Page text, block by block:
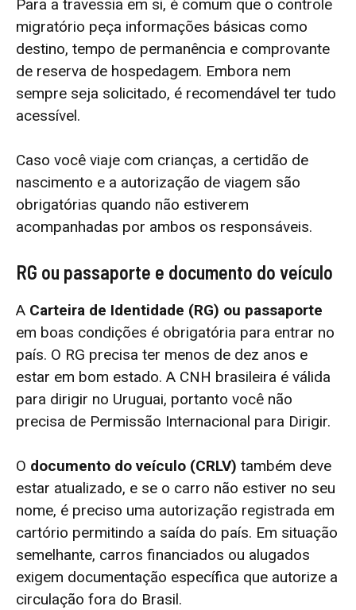
Para a travessia em si, é comum que o controle
migratório peça informações básicas como
destino, tempo de permanência e comprovante
de reserva de hospedagem. Embora nem
sempre seja solicitado, é recomendável ter tudo
acessível.
Caso você viaje com crianças, a certidão de
nascimento e a autorização de viagem são
obrigatórias quando não estiverem
acompanhadas por ambos os responsáveis.
RG ou passaporte e documento do veículo
A Carteira de Identidade (RG) ou passaporte
em boas condições é obrigatória para entrar no
país. O RG precisa ter menos de dez anos e
estar em bom estado. A CNH brasileira é válida
para dirigir no Uruguai, portanto você não
precisa de Permissão Internacional para Dirigir.
O documento do veículo (CRLV) também deve
estar atualizado, e se o carro não estiver no seu
nome, é preciso uma autorização registrada em
cartório permitindo a saída do país. Em situação
semelhante, carros financiados ou alugados
exigem documentação específica que autorize a
circulação fora do Brasil.